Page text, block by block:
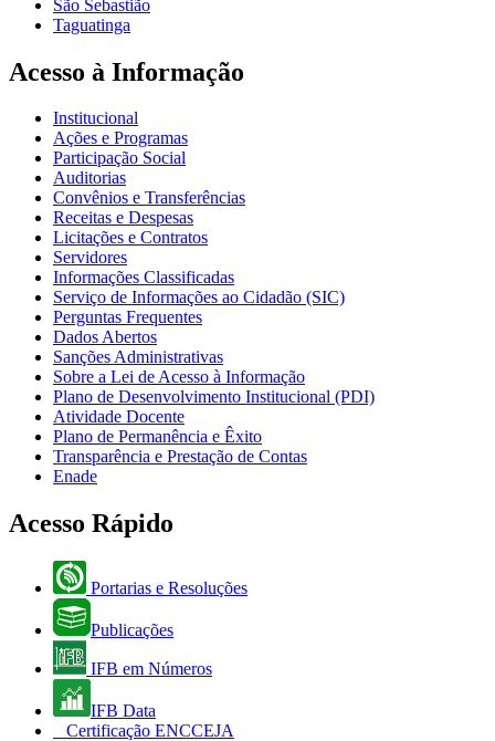
São Sebastião
Taguatinga
Acesso à Informação
Institucional
Ações e Programas
Participação Social
Auditorias
Convênios e Transferências
Receitas e Despesas
Licitações e Contratos
Servidores
Informações Classificadas
Serviço de Informações ao Cidadão (SIC)
Perguntas Frequentes
Dados Abertos
Sanções Administrativas
Sobre a Lei de Acesso à Informação
Plano de Desenvolvimento Institucional (PDI)
Atividade Docente
Plano de Permanência e Êxito
Transparência e Prestação de Contas
Enade
Acesso Rápido
Portarias e Resoluções
Publicações
IFB em Números
IFB Data
Certificação ENCCEJA